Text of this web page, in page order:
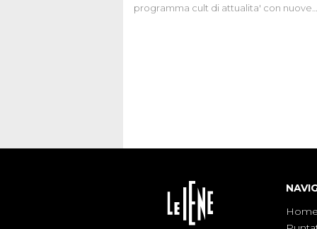
programma cult di attualita' con nuove